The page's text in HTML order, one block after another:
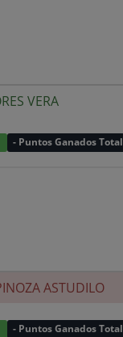
VERA
- Puntos Ganados
ASTUDILO
- Puntos Ganados